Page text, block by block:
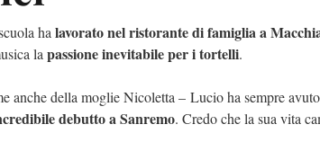
ha lavorato nel ristorante di famiglia a
la passione inevitabile per i tortelli.
anche della moglie Nicoletta – Lucio ha sempre
debutto a Sanremo. Credo che la sua vita